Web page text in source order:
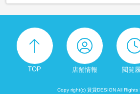
TOP 店舗情報 閲覧
Copy right(c) 賃貸DESIGN All Rights